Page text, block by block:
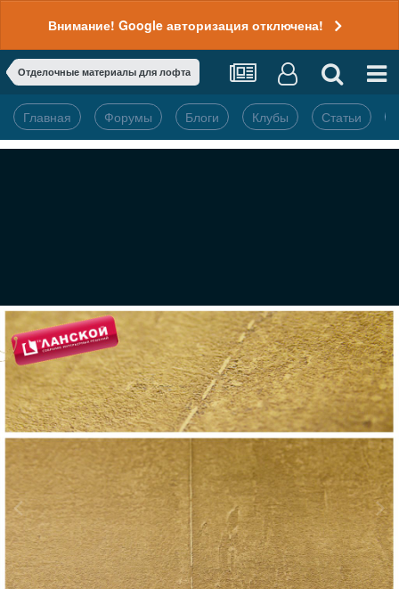
Внимание! Google авторизация отключена!
Отделочные материалы для лофта
Главная Форумы Блоги Клубы Статьи